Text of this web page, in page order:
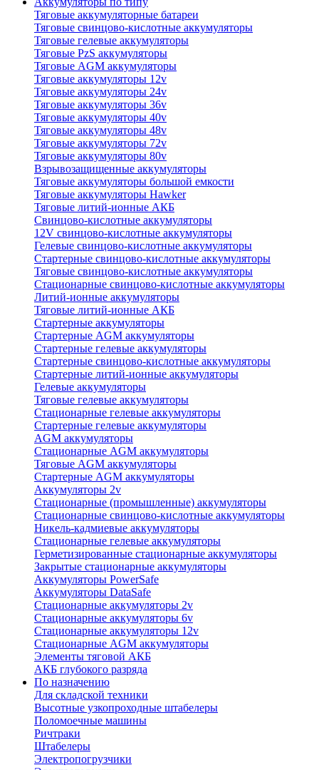
Тяговые аккумуляторные батареи
Тяговые свинцово-кислотные аккумуляторы
Тяговые гелевые аккумуляторы
Тяговые PzS аккумуляторы
Тяговые AGM аккумуляторы
Тяговые аккумуляторы 12v
Тяговые аккумуляторы 24v
Тяговые аккумуляторы 36v
Тяговые аккумуляторы 40v
Тяговые аккумуляторы 48v
Тяговые аккумуляторы 72v
Тяговые аккумуляторы 80v
Взрывозащищенные аккумуляторы
Тяговые аккумуляторы большой емкости
Тяговые аккумуляторы Hawker
Тяговые литий-ионные АКБ
Свинцово-кислотные аккумуляторы
12V свинцово-кислотные аккумуляторы
Гелевые свинцово-кислотные аккумуляторы
Стартерные свинцово-кислотные аккумуляторы
Тяговые свинцово-кислотные аккумуляторы
Стационарные свинцово-кислотные аккумуляторы
Литий-ионные аккумуляторы
Тяговые литий-ионные АКБ
Стартерные аккумуляторы
Стартерные AGM аккумуляторы
Стартерные гелевые аккумуляторы
Стартерные свинцово-кислотные аккумуляторы
Стартерные литий-ионные аккумуляторы
Гелевые аккумуляторы
Тяговые гелевые аккумуляторы
Стационарные гелевые аккумуляторы
Стартерные гелевые аккумуляторы
AGM аккумуляторы
Стационарные AGM аккумуляторы
Тяговые AGM аккумуляторы
Стартерные AGM аккумуляторы
Аккумуляторы 2v
Стационарные (промышленные) аккумуляторы
Стационарные свинцово-кислотные аккумуляторы
Никель-кадмиевые аккумуляторы
Стационарные гелевые аккумуляторы
Герметизированные стационарные аккумуляторы
Закрытые стационарные аккумуляторы
Аккумуляторы PowerSafe
Аккумуляторы DataSafe
Стационарные аккумуляторы 2v
Стационарные аккумуляторы 6v
Стационарные аккумуляторы 12v
Стационарные AGM аккумуляторы
Элементы тяговой АКБ
АКБ глубокого разряда
По назначению
Для складской техники
Высотные узкопроходные штабелеры
Поломоечные машины
Ричтраки
Штабелеры
Электропогрузчики